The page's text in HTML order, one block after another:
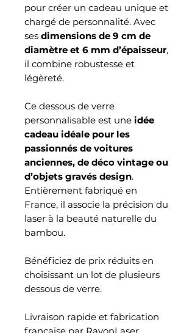
pour créer un cadeau unique et
chargé de personnalité. Avec
ses dimensions de 9 cm de
diamètre et 6 mm d’épaisseur,
il combine robustesse et
légèreté.
Ce dessous de verre
personnalisable est une idée
cadeau idéale pour les
passionnés de voitures
anciennes, de déco vintage ou
d’objets gravés design.
Entièrement fabriqué en
France, il associe la précision du
laser à la beauté naturelle du
bambou.
Bénéficiez de prix réduits en
choisissant un lot de plusieurs
dessous de verre.
Livraison rapide et fabrication
française par RayonLaser.